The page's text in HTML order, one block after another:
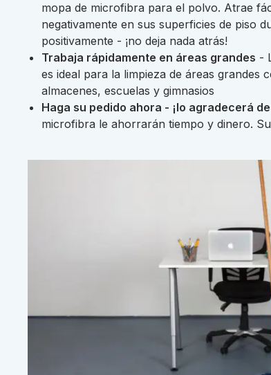
mopa de microfibra para el polvo. Atrae
negativamente en sus superficies de piso
positivamente - ¡no deja nada atrás!
Trabaja rápidamente en áreas grandes -
es ideal para la limpieza de áreas grandes
almacenes, escuelas y gimnasios
Haga su pedido ahora - ¡lo agradecerá
microfibra le ahorrarán tiempo y dinero.